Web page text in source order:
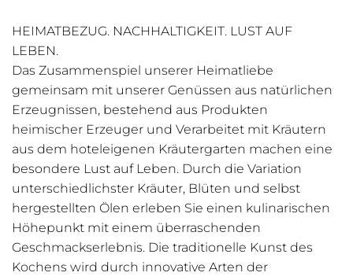
HEIMATBEZUG. NACHHALTIGKEIT. LUST AUF
LEBEN.
Das Zusammenspiel unserer Heimatliebe
gemeinsam mit unserer Genüssen aus natürlichen
Erzeugnissen, bestehend aus Produkten
heimischer Erzeuger und Verarbeitet mit Kräutern
aus dem hoteleigenen Kräutergarten machen eine
besondere Lust auf Leben. Durch die Variation
unterschiedlichster Kräuter, Blüten und selbst
hergestellten Ölen erleben Sie einen kulinarischen
Höhepunkt mit einem überraschenden
Geschmackserlebnis. Die traditionelle Kunst des
Kochens wird durch innovative Arten der